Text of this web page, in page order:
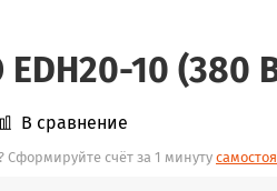
EDH20-10 (380
В сравнение
Сформируйте счёт за 1 минуту